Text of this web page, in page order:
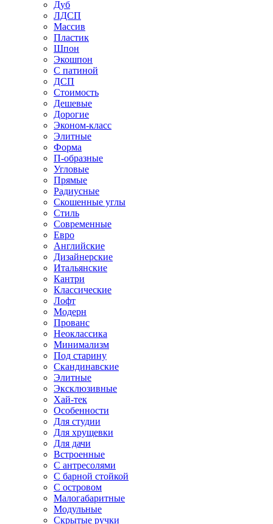
Дуб
ЛДСП
Массив
Пластик
Шпон
Экошпон
С патиной
ДСП
Стоимость
Дешевые
Дорогие
Эконом-класс
Элитные
Форма
П-образные
Угловые
Прямые
Радиусные
Скошенные углы
Стиль
Современные
Евро
Английские
Дизайнерские
Итальянские
Кантри
Классические
Лофт
Модерн
Прованс
Неоклассика
Минимализм
Под старину
Скандинавские
Элитные
Эксклюзивные
Хай-тек
Особенности
Для студии
Для хрущевки
Для дачи
Встроенные
С антресолями
С барной стойкой
С островом
Малогабаритные
Модульные
Скрытые ручки